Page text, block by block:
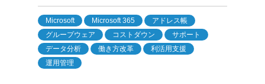
Microsoft Microsoft 365
アドレス帳
グループウェア
コストダウン
サポート
データ分析
働き方改革
利活用支援
運用管理